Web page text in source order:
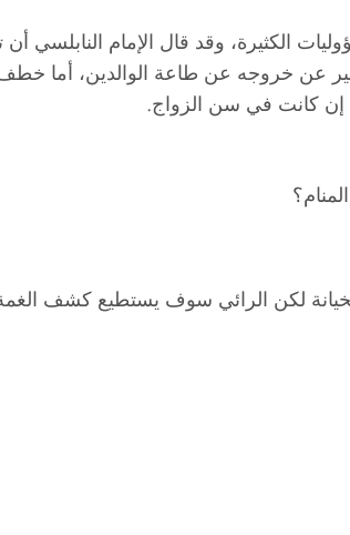
الكثيرة، وقد قال الإمام النابلسي
عن خروجه عن طاعة الوالدين، أما
إن كانت في سن الزواج.
لكن الرائي سوف يستطيع كشف